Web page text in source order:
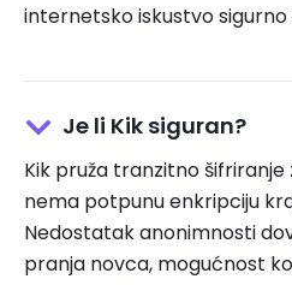
internetsko iskustvo sigurno
Je li Kik siguran?
Kik pruža tranzitno
nema potpunu enkripciju
Nedostatak anonimnosti
pranja novca, mogućnost